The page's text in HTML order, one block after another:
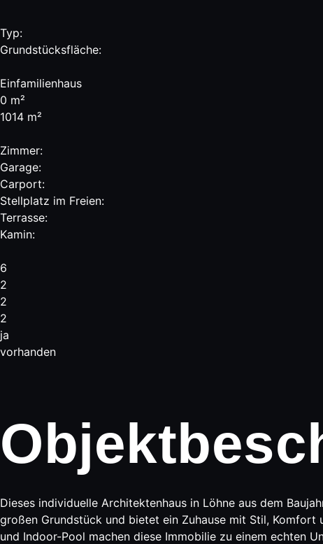
Typ:
Grundstücksfläche:
Einfamilienhaus
0 m²
1014 m²
Zimmer:
Garage:
Carport:
Stellplatz im Freien:
Terrasse:
Kamin:
6
2
2
2
ja
vorhanden
Dieses individuelle Architektenhaus in Löhne aus dem
großen Grundstück und bietet ein Zuhause mit Stil,
und Indoor-Pool machen diese Immobilie zu einem echten